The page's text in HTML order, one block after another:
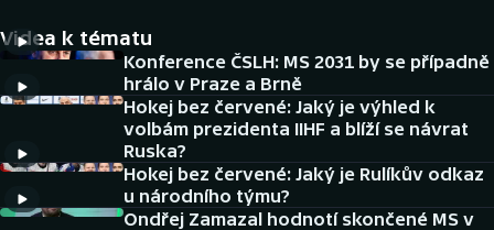
Cyklistika
DALŠÍ SPORTY
Americký fotbal
Baseball a softbal
NEPŘEHLÉDNĚTE
Videa k tématu
Konference ČSLH: MS 2031 by se případně
hrálo v Praze a Brně
Hokej bez červené: Jaký je výhled k
volbám prezidenta IIHF a blíží se návrat
Ruska?
Hokej bez červené: Jaký je Rulíkův odkaz
u národního týmu?
Ondřej Zamazal hodnotí skončené MS v